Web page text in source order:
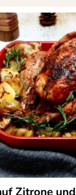
Zitrone